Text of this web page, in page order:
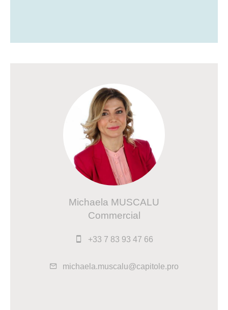
Michaela MUSCALU
Commercial
+33 7 83 93 47 66
michaela.muscalu@capitole.pro